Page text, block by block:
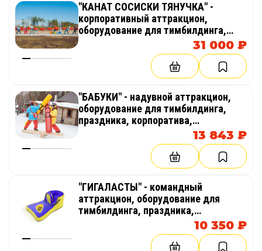
"КАНАТ СОСИСКИ ТЯНУЧКА" -
корпоративный аттракцион,
оборудование для тимбилдинга,
соревнований, веселых стартов,
31 000 ₽
"БАБУКИ" - надувной аттракцион,
оборудование для тимбилдинга,
праздника, корпоратива,
соревнований, веселых стартов,
13 843 ₽
"ГИГАЛАСТЫ" - командный
аттракцион, оборудование для
тимбилдинга, праздника,
корпоратива, соревнований,
веселых стартов, эстафет
10 350 ₽